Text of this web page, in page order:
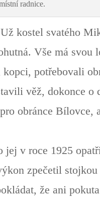
radnice.
kostel svatého
Vše má svou
potřebovali
věž, dokonce o
obránce Bílovce,
v roce 1925
zpečetil
že ani